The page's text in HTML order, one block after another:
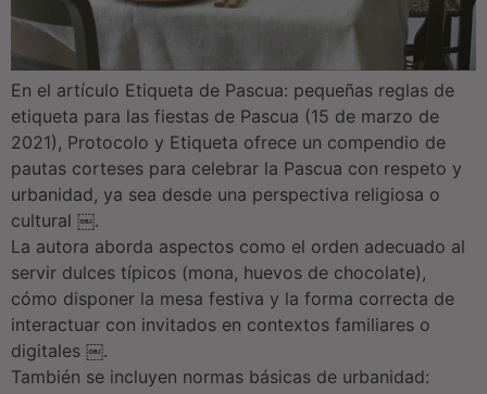
En el artículo Etiqueta de Pascua: pequeñas reglas de
etiqueta para las fiestas de Pascua (15 de marzo de
2021), Protocolo y Etiqueta ofrece un compendio de
pautas corteses para celebrar la Pascua con respeto y
urbanidad, ya sea desde una perspectiva religiosa o
cultural ￼.
La autora aborda aspectos como el orden adecuado al
servir dulces típicos (mona, huevos de chocolate),
cómo disponer la mesa festiva y la forma correcta de
interactuar con invitados en contextos familiares o
digitales ￼.
También se incluyen normas básicas de urbanidad: